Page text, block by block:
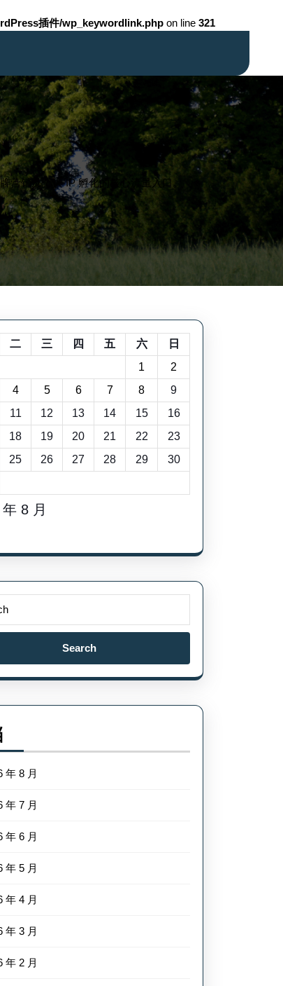
插件/wp_keywordlink.php on line 321
销及个人 IP 孵化的核心流量入口。
8 月
二 三 四 五 六
日
1
2
4 5 6 7 8
9
11 12 13 14 15
16
18 19 20 21 22
23
25 26 27 28 29
30
年 8 月
年 7 月
年 6 月
年 5 月
年 4 月
年 3 月
年 2 月